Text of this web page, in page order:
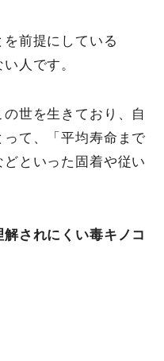
を前提にしている
人です。
世を生きており、自
て、「平均寿命まで
といった固着や従い
されにくい毒キノコ